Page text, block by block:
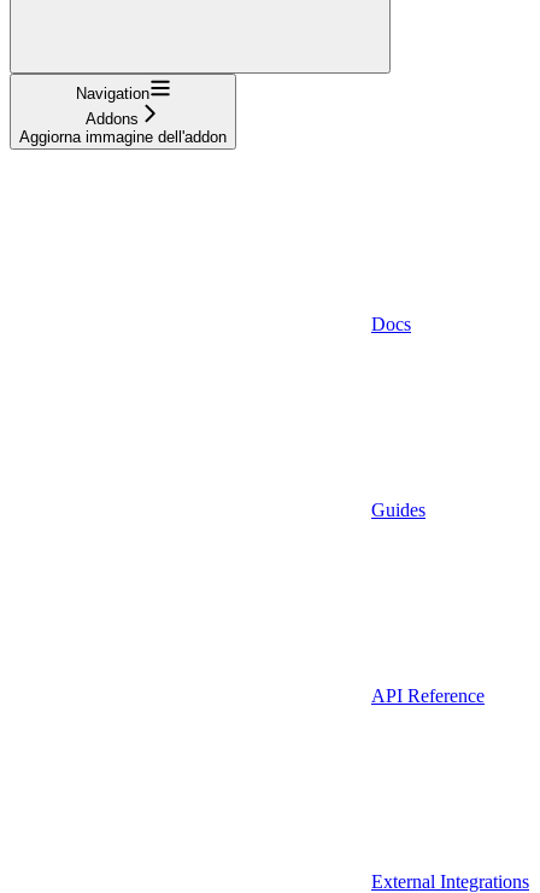
Navigation
Addons
Aggiorna immagine dell'addon
Docs
Guides
API Reference
External Integrations